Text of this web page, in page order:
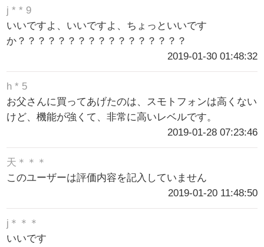
j * * 9
いいですよ、いいですよ、ちょっといいです
か？？？？？？？？？？？？？？？？？
2019-01-30 01:48:32
h * 5
お父さんに買ってあげたのは、スモトフォンは高くない
けど、機能が強くて、非常に高いレベルです。
2019-01-28 07:23:46
天＊＊＊
このユーザーは評価内容を記入していません
2019-01-20 11:48:50
j＊＊＊
いいです